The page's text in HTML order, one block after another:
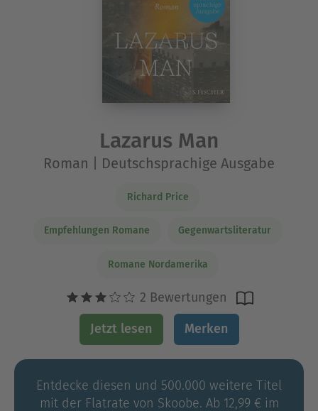
Lazarus Man
Roman | Deutschsprachige Ausgabe
Richard Price
Empfehlungen Romane Gegenwartsliteratur
Romane Nordamerika
2 Bewertungen
Jetzt lesen Merken
Entdecke diesen und 500.000 weitere Titel
mit der Flatrate von Skoobe. Ab 12,99 € im